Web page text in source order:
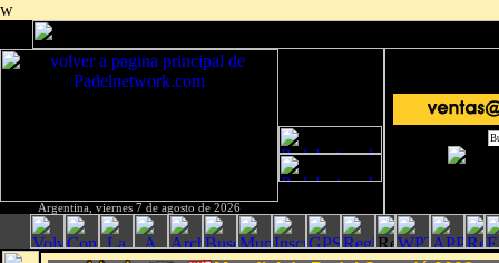
w
Argentina, viernes 7 de agosto de 2026